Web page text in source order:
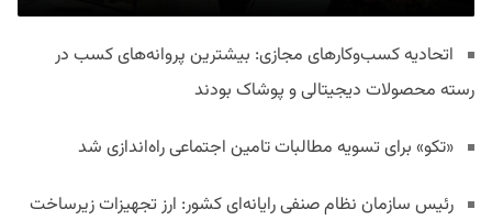
اتحادیه کسب‌وکارهای مجازی: بیشترین پروانه‌های کسب در
رسته محصولات دیجیتالی و پوشاک بودند
«تکو» برای تسویه مطالبات تامین اجتماعی راه‌اندازی شد
رئیس سازمان نظام صنفی رایانه‌ای کشور: ارز تجهیزات زیرساخت